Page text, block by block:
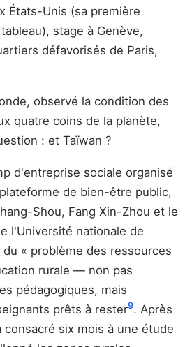
États-Unis (sa première
stage à Genève,
défavorisés de Paris,
observé la condition des
quatre coins de la planète,
: et Taïwan ?
d'entreprise sociale organisé
de bien-être public,
Shou, Fang Xin-Zhou et le
l'Université nationale de
« problème des ressources
rurale — non pas
pédagogiques, mais
prêts à rester9. Après
consacré six mois à une étude